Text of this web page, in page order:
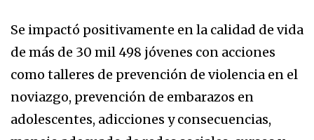
Se impactó positivamente en la calidad de vida
de más de 30 mil 498 jóvenes con acciones
como talleres de prevención de violencia en el
noviazgo, prevención de embarazos en
adolescentes, adicciones y consecuencias,